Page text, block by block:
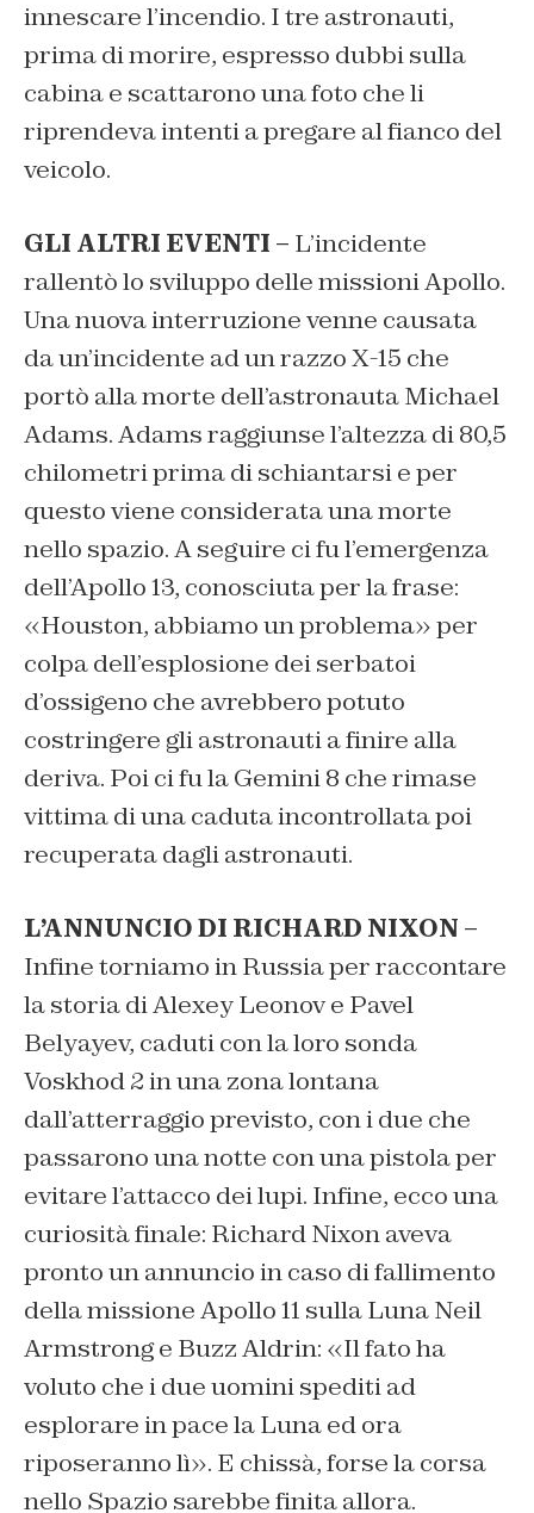
innescare l’incendio. I tre astronauti,
prima di morire, espresso dubbi sulla
cabina e scattarono una foto che li
riprendeva intenti a pregare al fianco del
veicolo.
GLI ALTRI EVENTI – L’incidente
rallentò lo sviluppo delle missioni Apollo.
Una nuova interruzione venne causata
da un’incidente ad un razzo X-15 che
portò alla morte dell’astronauta Michael
Adams. Adams raggiunse l’altezza di 80,5
chilometri prima di schiantarsi e per
questo viene considerata una morte
nello spazio. A seguire ci fu l’emergenza
dell’Apollo 13, conosciuta per la frase:
«Houston, abbiamo un problema» per
colpa dell’esplosione dei serbatoi
d’ossigeno che avrebbero potuto
costringere gli astronauti a finire alla
deriva. Poi ci fu la Gemini 8 che rimase
vittima di una caduta incontrollata poi
recuperata dagli astronauti.
L’ANNUNCIO DI RICHARD NIXON –
Infine torniamo in Russia per raccontare
la storia di Alexey Leonov e Pavel
Belyayev, caduti con la loro sonda
Voskhod 2 in una zona lontana
dall’atterraggio previsto, con i due che
passarono una notte con una pistola per
evitare l’attacco dei lupi. Infine, ecco una
curiosità finale: Richard Nixon aveva
pronto un annuncio in caso di fallimento
della missione Apollo 11 sulla Luna Neil
Armstrong e Buzz Aldrin: «Il fato ha
voluto che i due uomini spediti ad
esplorare in pace la Luna ed ora
riposeranno lì». E chissà, forse la corsa
nello Spazio sarebbe finita allora.